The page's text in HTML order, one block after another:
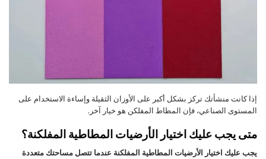
إذا كانت منشأتك تركز بشكل أكبر على الأوزان الثقيلة وإساءة الاستخدام على
المستوى الصناعي، فإن المطاط المفلكن هو خيار آخر.
متى يجب عليك اختيار الأرضيات المطاطية المفلكنة؟
يجب عليك اختيار الأرضيات المطاطية المفلكنة عندما تتصل مساحتك متعددة